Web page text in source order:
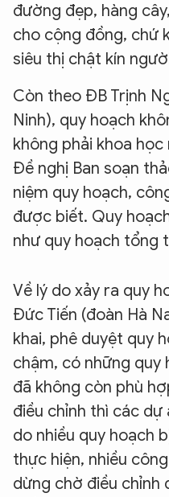
đường đẹp, hàng
cho cộng đồng, chứ
siêu thị chật kín
Còn theo ĐB Trịnh
Ninh), quy hoạch
không phải khoa
Đề nghị Ban soạn
niệm quy hoạch,
được biết. Quy
như quy hoạch tổng
Về lý do xảy ra quy
Đức Tiến (đoàn Hà
khai, phê duyệt quy
chậm, có những quy
đã không còn phù
điều chỉnh thì các dự
do nhiều quy hoạch
thực hiện, nhiều
dừng chờ điều chỉnh